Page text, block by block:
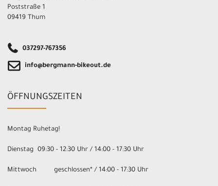
Poststraße 1
09419 Thum
037297-767356
info@bergmann-bikeout.de
ÖFFNUNGSZEITEN
Montag Ruhetag!
Dienstag 09:30 - 12:30 Uhr / 14:00 - 17:30 Uhr
Mittwoch geschlossen* / 14:00 - 17:30 Uhr